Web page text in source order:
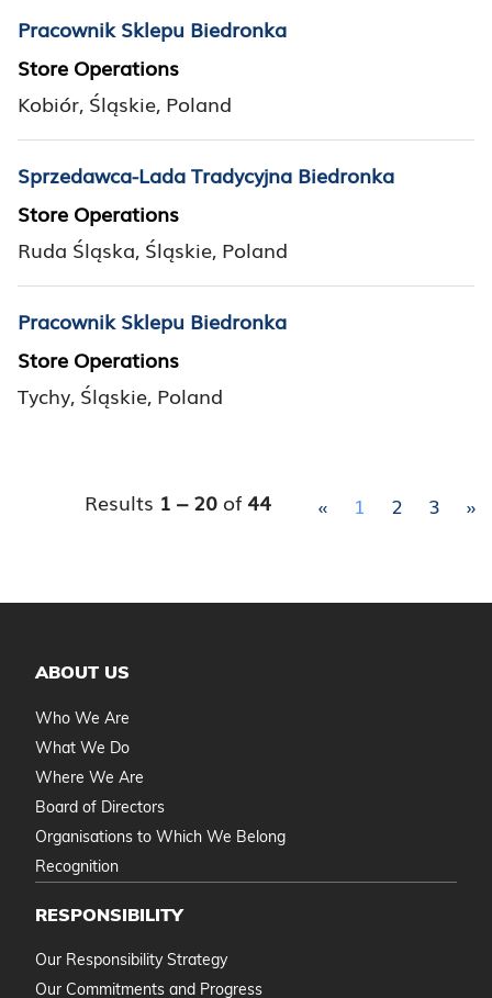
Pracownik Sklepu Biedronka
Store Operations
Kobiór, Śląskie, Poland
Sprzedawca-Lada Tradycyjna Biedronka
Store Operations
Ruda Śląska, Śląskie, Poland
Pracownik Sklepu Biedronka
Store Operations
Tychy, Śląskie, Poland
Results 1 – 20 of 44 « 1 2 3 »
ABOUT US
Who We Are
What We Do
Where We Are
Board of Directors
Organisations to Which We Belong
Recognition
RESPONSIBILITY
Our Responsibility Strategy
Our Commitments and Progress